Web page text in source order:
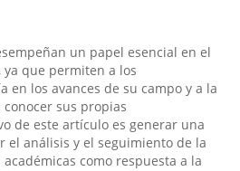
un papel esencial en el
que permiten a los
en los avances de su campo y a la
sus propias
de este artículo es generar una
análisis y el seguimiento de la
como respuesta a la